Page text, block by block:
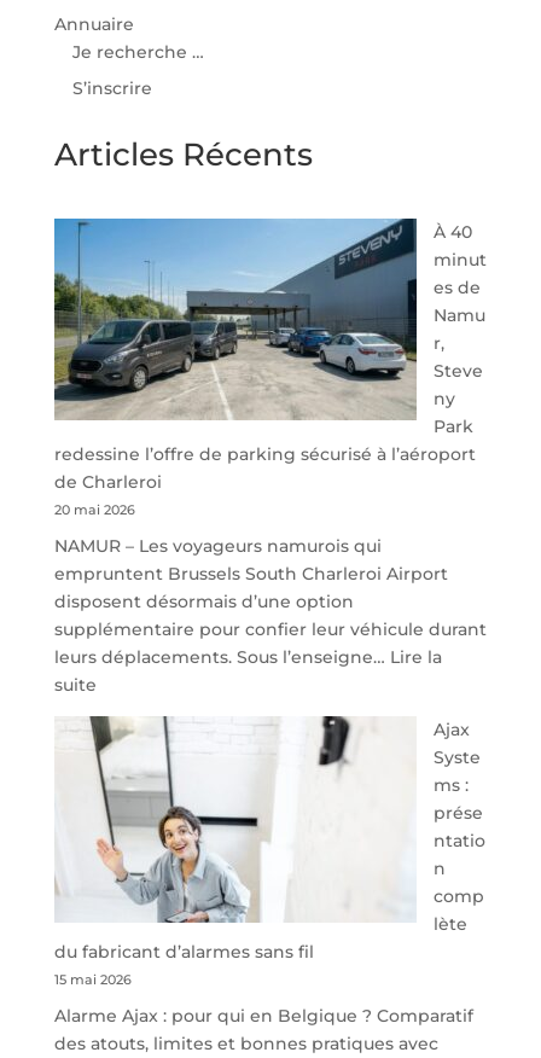
Annuaire
Je recherche …
S’inscrire
Articles Récents
À 40
minut
es de
Namu
r,
Steve
ny
Park
redessine l’offre de parking sécurisé à l’aéroport
de Charleroi
20 mai 2026
NAMUR – Les voyageurs namurois qui
empruntent Brussels South Charleroi Airport
disposent désormais d’une option
supplémentaire pour confier leur véhicule durant
leurs déplacements. Sous l’enseigne… Lire la
suite:
À
40
minutes
de
Namur,
Steveny
Park
redessine
de
parking
sécurisé
à
Ajax
Syste
ms :
prése
ntatio
n
comp
lète
du fabricant d’alarmes sans fil
15 mai 2026
Alarme Ajax : pour qui en Belgique ? Comparatif
des atouts, limites et bonnes pratiques avec